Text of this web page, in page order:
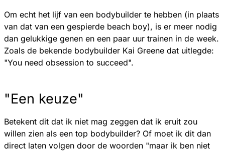
Om echt het lijf van een bodybuilder te hebben (in plaats
van dat van een gespierde beach boy), is er meer nodig
dan gelukkige genen en een paar uur trainen in de week.
Zoals de bekende bodybuilder Kai Greene dat uitlegde:
"You need obsession to succeed".
"Een keuze"
Betekent dit dat ik niet mag zeggen dat ik eruit zou
willen zien als een top bodybuilder? Of moet ik dit dan
direct laten volgen door de woorden "maar ik ben niet